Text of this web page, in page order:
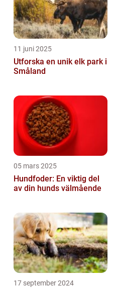
11 juni 2025
Utforska en unik elk park i
Småland
05 mars 2025
Hundfoder: En viktig del
av din hunds välmående
17 september 2024